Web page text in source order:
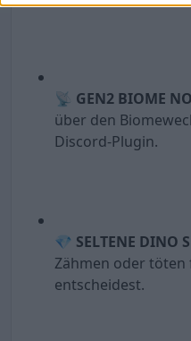
📡 GEN2 BIOME
über den
Discord-Plugin.
💎 SELTENE DINO
Zähmen oder töten
entscheidest.